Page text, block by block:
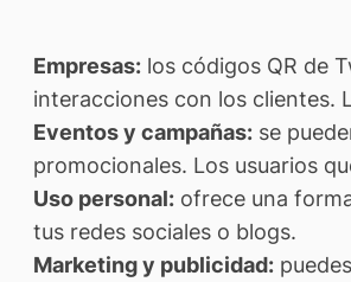
Empresas: los códigos QR de
interacciones con los clientes.
Eventos y campañas: se
promocionales. Los usuarios
Uso personal: ofrece una
tus redes sociales o blogs.
Marketing y publicidad: